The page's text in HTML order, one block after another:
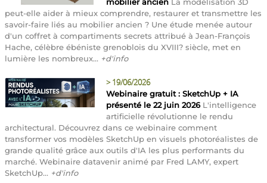
mobilier ancien La modélisation 3D
peut-elle aider à mieux comprendre, restaurer et transmettre les
savoir-faire liés au mobilier ancien ? Une étude menée autour
d'un coffret à compartiments secrets attribué à Jean-François
Hache, célèbre ébéniste grenoblois du XVIII? siècle, met en
lumière les nombreux... +d'info
> 19/06/2026
Webinaire gratuit : SketchUp + IA
présenté le 22 juin 2026L'intelligence
artificielle révolutionne le rendu
architectural. Découvrez dans ce webinaire comment
transformer vos modèles SketchUp en visuels photoréalistes de
grande qualité grâce aux outils d'IA les plus performants du
marché. Webinaire datavenir animé par Fred LAMY, expert
SketchUp... +d'info